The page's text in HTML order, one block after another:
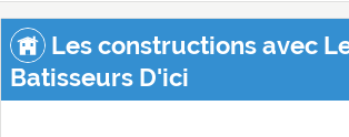
Les constructions avec
Batisseurs D'ici